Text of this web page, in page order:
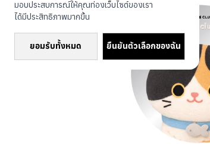
มอบประสบการณ์ให้คุณท่องเว็บไซต์ของเรา
ได้มีประสิทธิภาพมากขึ้น
ยอมรับทั้งหมด ยืนยันตัวเลือกของฉัน